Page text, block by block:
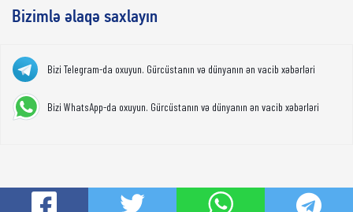
Bizimlə əlaqə saxlayın
Bizi Telegram-da oxuyun. Gürcüstanın və dünyanın ən vacib xəbərləri
Bizi WhatsApp-da oxuyun. Gürcüstanın və dünyanın ən vacib xəbərləri